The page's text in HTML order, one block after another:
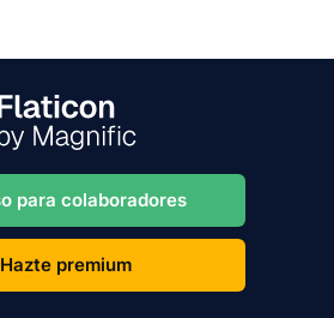
para colaboradores
Hazte premium